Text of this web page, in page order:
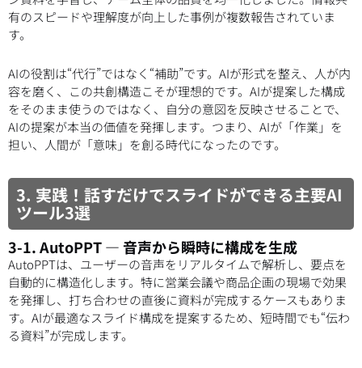
有のスピードや理解度が向上した事例が複数報告されていま
す。
AIの役割は“代行”ではなく“補助”です。AIが形式を整え、人が内
容を磨く、この共創構造こそが理想的です。AIが提案した構成
をそのまま使うのではなく、自分の意図を反映させることで、
AIの提案が本当の価値を発揮します。つまり、AIが「作業」を
担い、人間が「意味」を創る時代になったのです。
3. 実践！話すだけでスライドができる主要AI
ツール3選
3-1. AutoPPT ― 音声から瞬時に構成を生成
AutoPPTは、ユーザーの音声をリアルタイムで解析し、要点を
自動的に構造化します。特に営業会議や商品企画の現場で効果
を発揮し、打ち合わせの直後に資料が完成するケースもありま
す。AIが最適なスライド構成を提案するため、短時間でも“伝わ
る資料”が完成します。